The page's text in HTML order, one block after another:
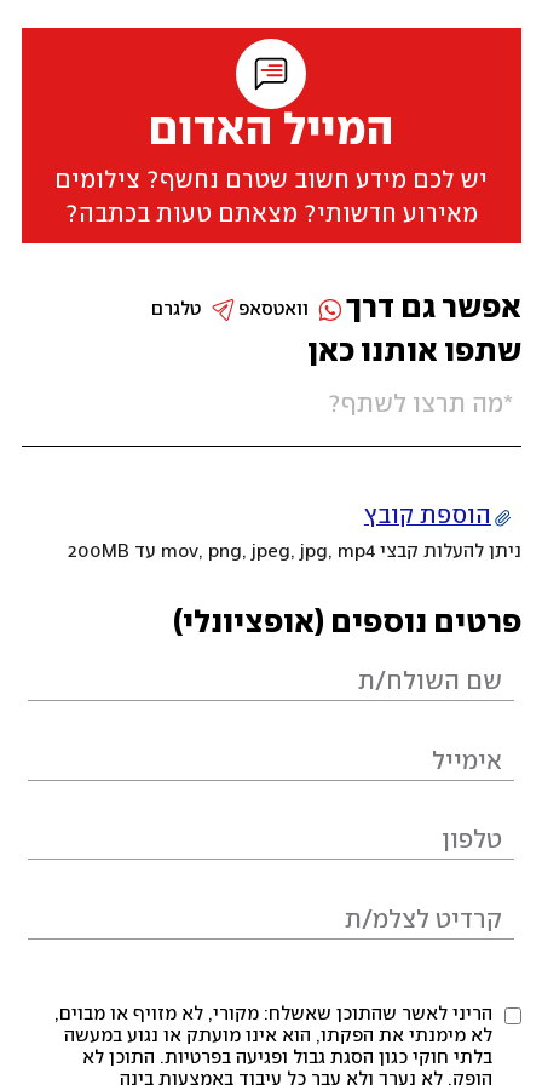
המייל האדום
יש לכם מידע חשוב שטרם נחשף? צילומים
מאירוע חדשותי? מצאתם טעות בכתבה?
שתפו אותנו כאן
הוספת קובץ
ניתן להעלות קבצי mov, png, jpeg, jpg, mp4 עד 200MB
פרטים נוספים (אופציונלי)
הריני לאשר שהתוכן שאשלח: מקורי, לא מזויף או מבוים,
לא מימנתי את הפקתו, הוא אינו מועתק או נגוע במעשה
בלתי חוקי כגון הסגת גבול ופגיעה בפרטיות. התוכן לא
הופק, לא נערך ולא עבר כל עיבוד באמצעות בינה
אפשר גם דרך טלגרם וואטסאפ